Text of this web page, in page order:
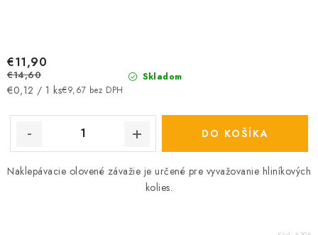
Skladom
€9,67 bez DPH
€11,90
€14,60
Jednotková
€0,12 / 1 ks
DO KOŠÍKA
Naklepávacie olovené závažie je určené pre vyvažovanie hliníkových
kolies.